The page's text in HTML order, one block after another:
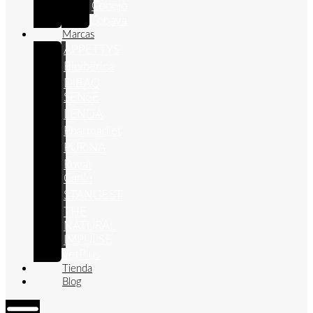
Conejo
Marcas
APPETTYS
Bioiberica
DIBAQ
SENSE
LENDA
Pharmadiet
PURINA
Royal
Canin
STANGEST
NATURAL
Tienda
Blog